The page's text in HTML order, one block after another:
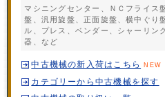
マシニングセンター、ＮＣフライス
盤、汎用旋盤、正面旋盤、横中ぐり
ル、プレス、ベンダー、シャーリン
器、など
中古機械の新入荷はこちら NEW
カテゴリーから中古機械を探す